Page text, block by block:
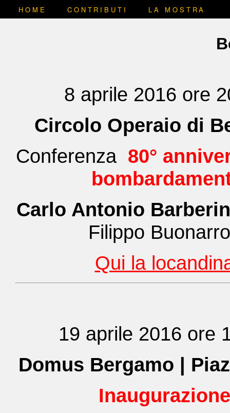
HOME CONTRIBUTI LA MOSTRA
8 aprile 2016 ore
Circolo Operaio di
Conferenza 80°
Carlo Antonio
Filippo
Qui la
19 aprile 2016 ore
Domus Bergamo |
Inaugurazione